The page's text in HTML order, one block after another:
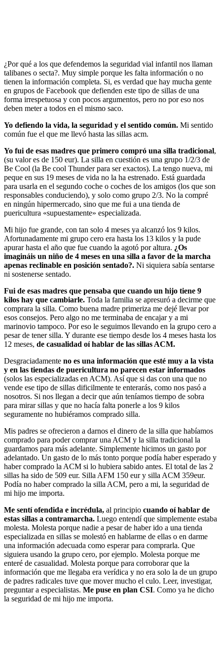
¿Por qué a los que defendemos la seguridad vial infantil nos llaman
talibanes o secta?. Muy simple porque les falta información o no
tienen la información completa. Si, es verdad que hay mucha gente
en grupos de Facebook que defienden este tipo de sillas de una
forma irrespetuosa y con pocos argumentos, pero no por eso nos
deben meter a todos en el mismo saco.
Yo defiendo la vida, la seguridad y el sentido común. Mi sentido
común fue el que me llevó hasta las sillas acm.
Yo fui de esas madres que primero compró una silla tradicional,
(su valor es de 150 eur). La silla en cuestión es una grupo 1/2/3 de
Be Cool (la Be cool Thunder para ser exactos). La tengo nueva, mi
peque en sus 19 meses de vida no la ha estrenado. Está guardada
para usarla en el segundo coche o coches de los amigos (los que son
responsables conduciendo), y solo como grupo 2/3. No la compré
en ningún hipermercado, sino que me fui a una tienda de
puericultura «supuestamente» especializada.
Mi hijo fue grande, con tan solo 4 meses ya alcanzó los 9 kilos.
Afortunadamente mi grupo cero era hasta los 13 kilos y la pude
apurar hasta el año que fue cuando la agotó por altura. ¿Os
imagináis un niño de 4 meses en una silla a favor de la marcha
apenas reclinable en posición sentado?. Ni siquiera sabía sentarse
ni sostenerse sentado.
Fui de esas madres que pensaba que cuando un hijo tiene 9
kilos hay que cambiarle. Toda la familia se apresuró a decirme que
comprara la silla. Como buena madre primeriza me dejé llevar por
esos consejos. Pero algo no me terminaba de encajar y a mi
marinovio tampoco. Por eso le seguimos llevando en la grupo cero a
pesar de tener silla. Y durante ese tiempo desde los 4 meses hasta los
12 meses, de casualidad oí hablar de las sillas ACM.
Desgraciadamente no es una información que esté muy a la vista
y en las tiendas de puericultura no parecen estar informados
(solos las especializadas en ACM). Así que si das con una que no
vende ese tipo de sillas dificilmente te enterarás, como nos pasó a
nosotros. Si nos llegan a decir que aún teníamos tiempo de sobra
para mirar sillas y que no hacía falta ponerle a los 9 kilos
seguramente no hubiéramos comprado silla.
Mis padres se ofrecieron a darnos el dinero de la silla que habíamos
comprado para poder comprar una ACM y la silla tradicional la
guardamos para más adelante. Simplemente hicimos un gasto por
adelantado. Un gasto de lo más tonto porque podía haber esperado y
haber comprado la ACM si lo hubiera sabido antes. El total de las 2
sillas ha sido de 509 eur. Silla AFM 150 eur y silla ACM 359eur.
Podía no haber comprado la silla ACM, pero a mi, la seguridad de
mi hijo me importa.
Me sentí ofendida e incrédula, al principio cuando oí hablar de
estas sillas a contramarcha. Luego entendí que simplemente estaba
molesta. Molesta porque nadie a pesar de haber ido a una tienda
especializada en sillas se molestó en hablarme de ellas o en darme
una información adecuada como esperar para comprarla. Que
siguiera usando la grupo cero, por ejemplo. Molesta porque me
enteré de casualidad. Molesta porque para corroborar que la
información que me llegaba era verídica y no era solo la de un grupo
de padres radicales tuve que mover mucho el culo. Leer, investigar,
preguntar a especialistas. Me puse en plan CSI. Como ya he dicho
la seguridad de mi hijo me importa.